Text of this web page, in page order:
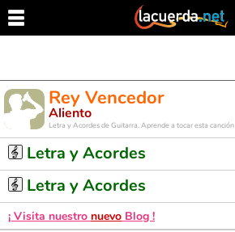
Rey Vencedor
Aliento
Letra y Acordes de Guitarra. Aprende a tocar esta canción
Letra y Acordes
Letra y Acordes
¡ Visita nuestro nuevo Blog !